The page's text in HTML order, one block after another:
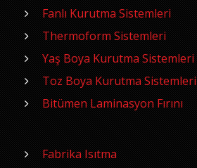
Fanlı Kurutma Sistemleri
Thermoform Sistemleri
Yaş Boya Kurutma Sistemleri
Toz Boya Kurutma Sistemleri
Bitümen Laminasyon Fırını
Fabrika Isıtma